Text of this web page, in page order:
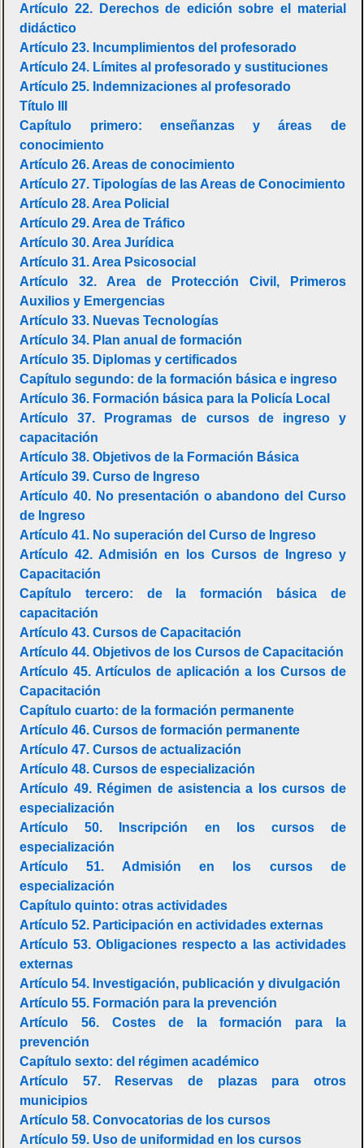
Artículo 22. Derechos de edición sobre el material
didáctico
Artículo 23. Incumplimientos del profesorado
Artículo 24. Límites al profesorado y sustituciones
Artículo 25. Indemnizaciones al profesorado
Título III
Capítulo primero: enseñanzas y áreas de
conocimiento
Artículo 26. Areas de conocimiento
Artículo 27. Tipologías de las Areas de Conocimiento
Artículo 28. Area Policial
Artículo 29. Area de Tráfico
Artículo 30. Area Jurídica
Artículo 31. Area Psicosocial
Artículo 32. Area de Protección Civil, Primeros
Auxilios y Emergencias
Artículo 33. Nuevas Tecnologías
Artículo 34. Plan anual de formación
Artículo 35. Diplomas y certificados
Capítulo segundo: de la formación básica e ingreso
Artículo 36. Formación básica para la Policía Local
Artículo 37. Programas de cursos de ingreso y
capacitación
Artículo 38. Objetivos de la Formación Básica
Artículo 39. Curso de Ingreso
Artículo 40. No presentación o abandono del Curso
de Ingreso
Artículo 41. No superación del Curso de Ingreso
Artículo 42. Admisión en los Cursos de Ingreso y
Capacitación
Capítulo tercero: de la formación básica de
capacitación
Artículo 43. Cursos de Capacitación
Artículo 44. Objetivos de los Cursos de Capacitación
Artículo 45. Artículos de aplicación a los Cursos de
Capacitación
Capítulo cuarto: de la formación permanente
Artículo 46. Cursos de formación permanente
Artículo 47. Cursos de actualización
Artículo 48. Cursos de especialización
Artículo 49. Régimen de asistencia a los cursos de
especialización
Artículo 50. Inscripción en los cursos de
especialización
Artículo 51. Admisión en los cursos de
especialización
Capítulo quinto: otras actividades
Artículo 52. Participación en actividades externas
Artículo 53. Obligaciones respecto a las actividades
externas
Artículo 54. Investigación, publicación y divulgación
Artículo 55. Formación para la prevención
Artículo 56. Costes de la formación para la
prevención
Capítulo sexto: del régimen académico
Artículo 57. Reservas de plazas para otros
municipios
Artículo 58. Convocatorias de los cursos
Artículo 59. Uso de uniformidad en los cursos